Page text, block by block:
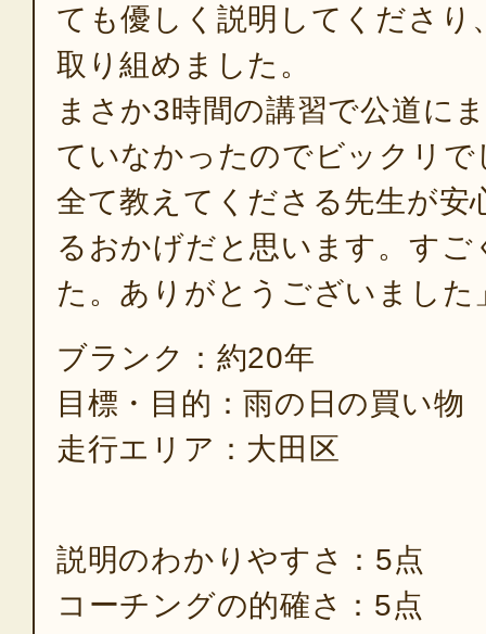
ても優しく説明してくださり
取り組めました。
まさか3時間の講習で公道に
ていなかったのでビックリで
全て教えてくださる先生が安
るおかげだと思います。す
た。ありがとうございました
ブランク：約20年
目標・目的：雨の日の買い物
走行エリア：大田区
説明のわかりやすさ：5点
コーチングの的確さ：5点